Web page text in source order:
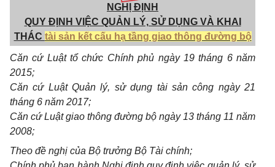
NGHỊ ĐỊNH
QUY ĐỊNH VIỆC QUẢN LÝ, SỬ DỤNG VÀ KHAI
THÁC tài sản kết cấu hạ tầng giao thông đường bộ
Căn cứ Luật tổ chức Chính phủ ngày 19 tháng 6 năm
2015;
Căn cứ Luật Quản lý, sử dụng tài sản công ngày 21
tháng 6 năm 2017;
Căn cứ Luật giao thông đường bộ ngày 13 tháng 11 năm
2008;
Theo đề nghị của Bộ trưởng Bộ Tài chính;